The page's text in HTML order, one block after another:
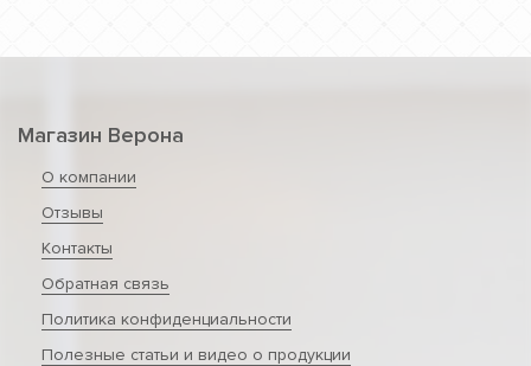
Магазин Верона
О компании
Отзывы
Контакты
Обратная связь
Политика конфиденциальности
Полезные статьи и видео о продукции